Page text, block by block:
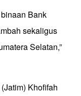
Bank
sekaligus
Selatan,”
Khofifah